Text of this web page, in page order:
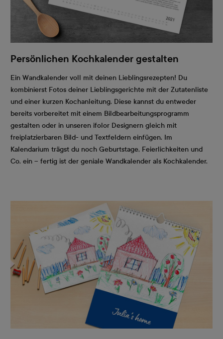
Persönlichen Kochkalender gestalten
Ein Wandkalender voll mit deinen Lieblingsrezepten! Du
kombinierst Fotos deiner Lieblingsgerichte mit der Zutatenliste
und einer kurzen Kochanleitung. Diese kannst du entweder
bereits vorbereitet mit einem Bildbearbeitungsprogramm
gestalten oder in unseren ifolor Designern gleich mit
freiplatzierbaren Bild- und Textfeldern einfügen. Im
Kalendarium trägst du noch Geburtstage, Feierlichkeiten und
Co. ein – fertig ist der geniale Wandkalender als Kochkalender.